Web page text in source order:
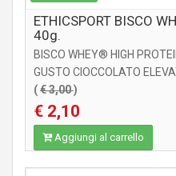
ETHICSPORT BISCO
40g.
BISCO WHEY® HIGH
GUSTO CIOCCOLATO
(€ 3,00)
€ 2,10
Aggiungi al carrello